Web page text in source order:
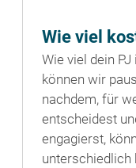
Wie viel
Wie viel dein
können wir
nachdem, für
entscheidest
engagierst,
unterschiedlich